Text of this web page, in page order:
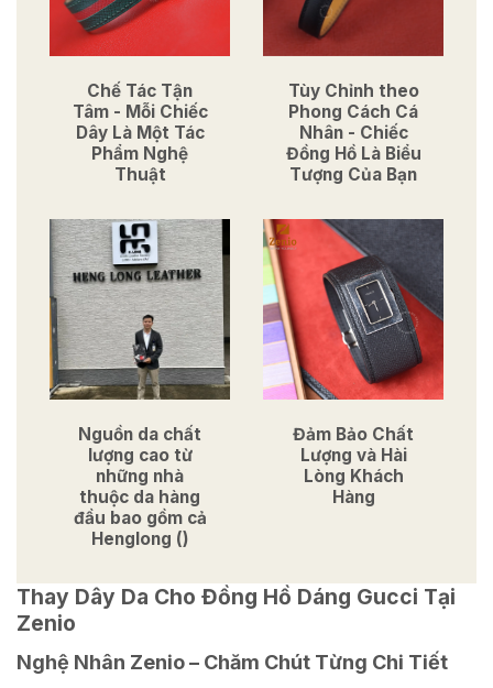
Chế Tác Tận
Tâm - Mỗi Chiếc
Dây Là Một Tác
Phẩm Nghệ
Thuật
Tùy Chỉnh theo
Phong Cách Cá
Nhân - Chiếc
Đồng Hồ Là Biểu
Tượng Của Bạn
Nguồn da chất
lượng cao từ
những nhà
thuộc da hàng
đầu bao gồm cả
Henglong ()
Đảm Bảo Chất
Lượng và Hài
Lòng Khách
Hàng
Thay Dây Da Cho Đồng Hồ Dáng Gucci Tại
Zenio
Nghệ Nhân Zenio – Chăm Chút Từng Chi Tiết